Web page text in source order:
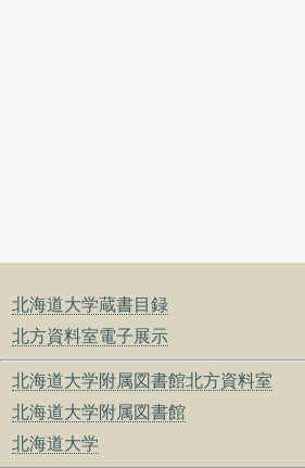
北海道大学蔵書目録
北方資料室電子展示
北海道大学附属図書館北方資料室
北海道大学附属図書館
北海道大学